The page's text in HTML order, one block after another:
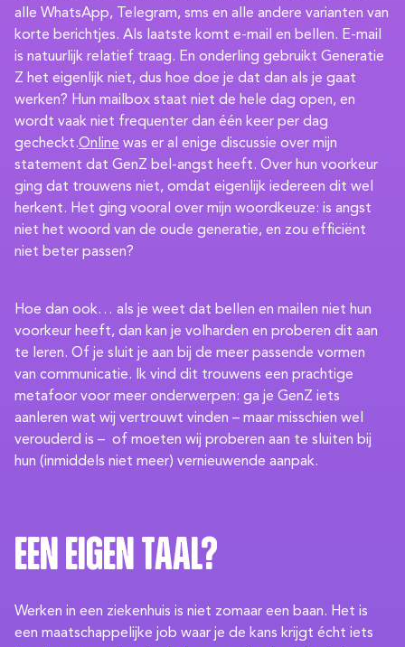
alle WhatsApp, Telegram, sms en alle andere varianten van
korte berichtjes. Als laatste komt e-mail en bellen. E-mail
is natuurlijk relatief traag. En onderling gebruikt Generatie
Z het eigenlijk niet, dus hoe doe je dat dan als je gaat
werken? Hun mailbox staat niet de hele dag open, en
wordt vaak niet frequenter dan één keer per dag
gecheckt.Online was er al enige discussie over mijn
statement dat GenZ bel-angst heeft. Over hun voorkeur
ging dat trouwens niet, omdat eigenlijk iedereen dit wel
herkent. Het ging vooral over mijn woordkeuze: is angst
niet het woord van de oude generatie, en zou efficiënt
niet beter passen?
Hoe dan ook… als je weet dat bellen en mailen niet hun
voorkeur heeft, dan kan je volharden en proberen dit aan
te leren. Of je sluit je aan bij de meer passende vormen
van communicatie. Ik vind dit trouwens een prachtige
metafoor voor meer onderwerpen: ga je GenZ iets
aanleren wat wij vertrouwt vinden – maar misschien wel
verouderd is – of moeten wij proberen aan te sluiten bij
hun (inmiddels niet meer) vernieuwende aanpak.
Een eigen taal?
Werken in een ziekenhuis is niet zomaar een baan. Het is
een maatschappelijke job waar je de kans krijgt écht iets